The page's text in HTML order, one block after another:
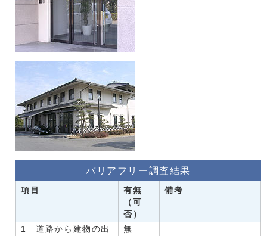
バリアフリー調査結果
項目
有無
（可
否）
備考
1 道路から建物の出
無